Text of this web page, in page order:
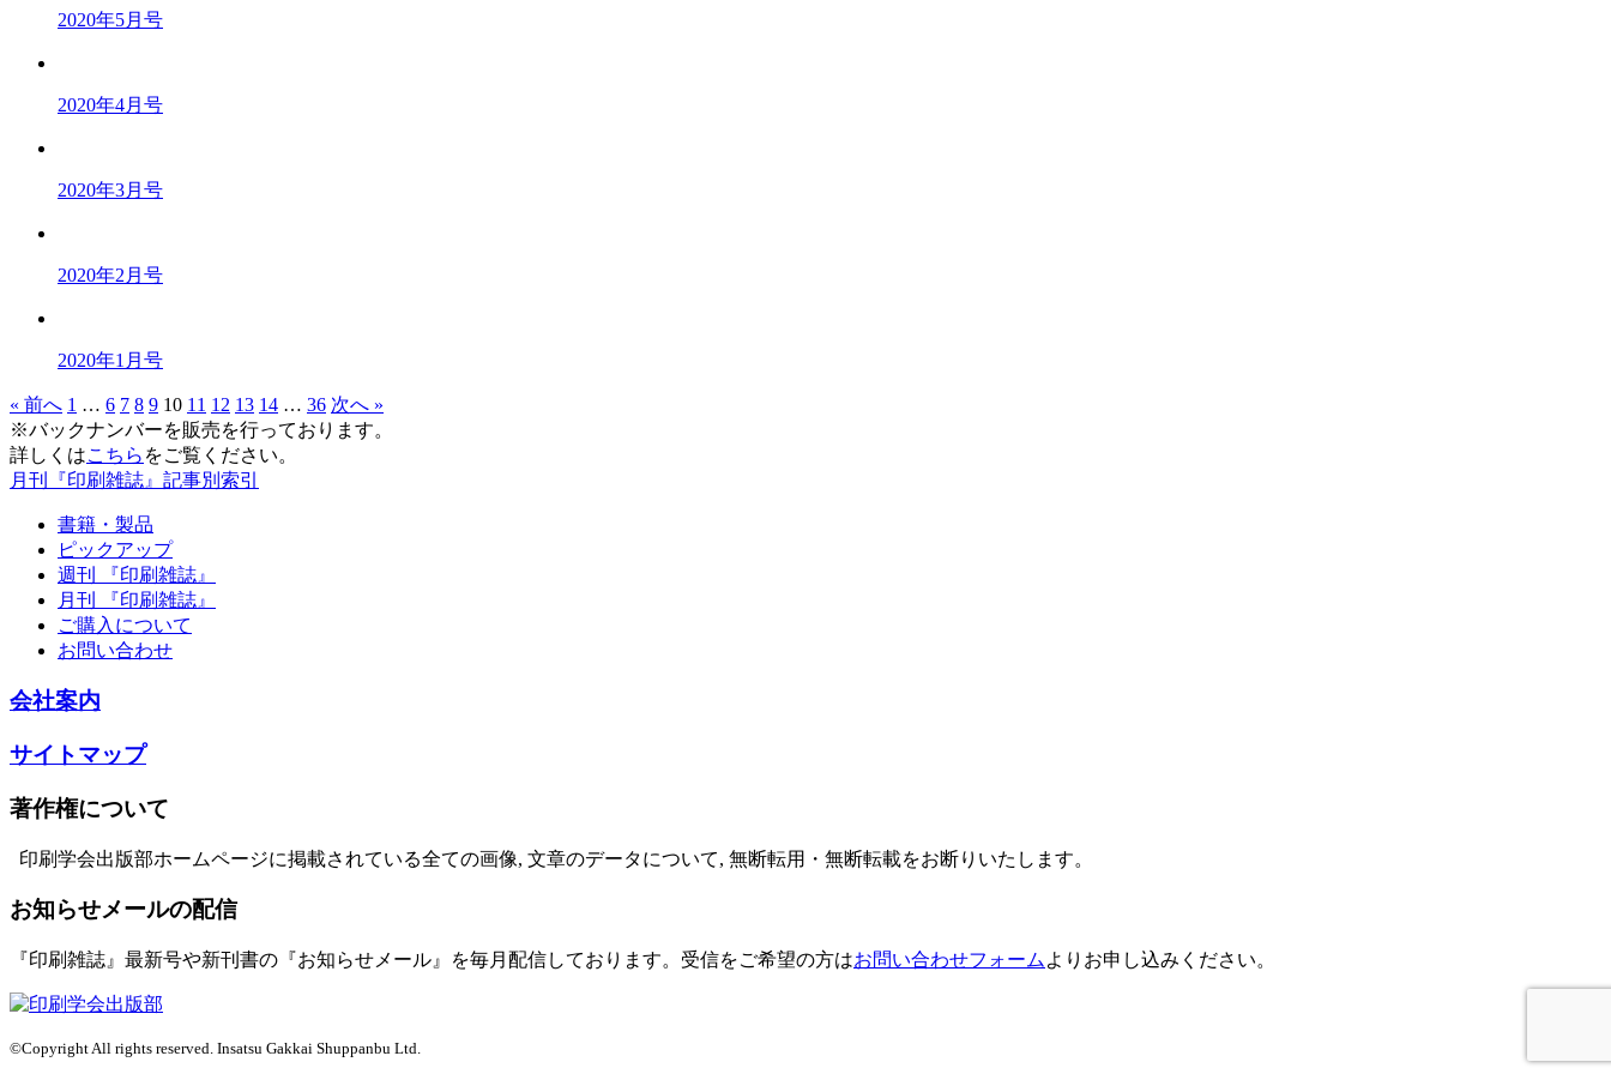
2020年5月号
2020年4月号
2020年3月号
2020年2月号
2020年1月号
« 前へ 1 … 6 7 8 9 10 11 12 13 14 … 36 次へ »
※バックナンバーを販売を行っております。
詳しくはこちら をご覧ください。
月刊『印刷雑誌』記事別索引
書籍・製品
ピックアップ
週刊 『印刷雑誌』
月刊 『印刷雑誌』
ご購入について
お問い合わせ
会社案内
サイトマップ
著作権について
印刷学会出版部ホームページに掲載されている全ての画像, 文章のデータについて, 無断転用・無断転載をお断りいたします。
お知らせメールの配信
『印刷雑誌』最新号や新刊書の『お知らせメール』を毎月配信しております。 受信をご希望の方はお問い合わせフォーム よりお申し込みください。
©Copyright All rights reserved. Insatsu Gakkai Shuppanbu Ltd.